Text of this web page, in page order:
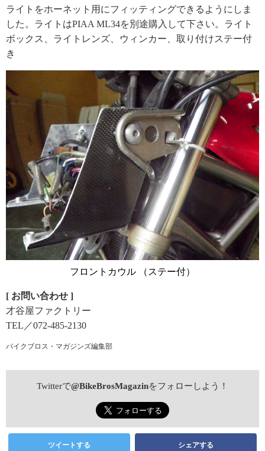
ライトをホーネット用にフィッティングできるようにしま
した。ライトはPIAA ML34を別途購入して下さい。ライト
ボックス、ライトレンズ、ウィンカー、取り付けステー付
き
フロントカウル （ステー付）
[ お問い合わせ ]
才谷屋ファクトリー
TEL／072-485-2130
バイクブロス・マガジンズ編集部
Twitterで@BikeBrosMagazinをフォローしよう！
ツイートする シェアする